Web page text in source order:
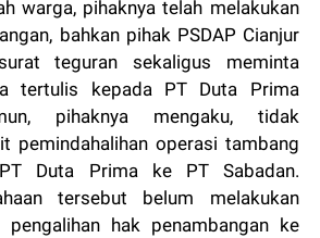
warga, pihaknya telah melakukan
bahkan pihak PSDAP Cianjur
teguran sekaligus meminta
tertulis kepada PT Duta Prima
pihaknya mengaku, tidak
pemindahalihan operasi tambang
Duta Prima ke PT Sabadan.
tersebut belum melakukan
hak penambangan ke